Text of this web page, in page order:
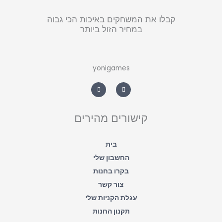
קבלו את המשחקים באיכות הכי גבוה
במחיר הזול ביותר
yonigames
a
c
e
o
h
a
t
p
p
קישורים מהירים
בית
החשבון שלי
בקרו בחנות
צור קשר
עגלת הקניות שלי
תקנון החנות